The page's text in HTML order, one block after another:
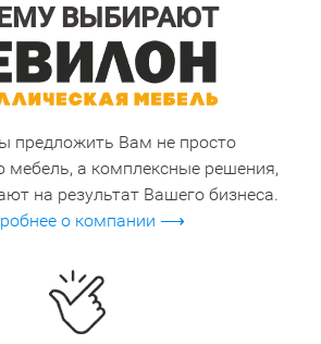
ВЫБИРАЮТ
предложить Вам не просто
мебель, а комплексные решения,
на результат Вашего бизнеса.
о компании ⟶